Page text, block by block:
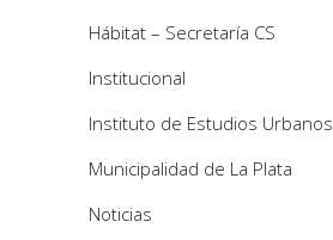
Hábitat – Secretaría CS
Institucional
Instituto de Estudios Urbanos
Municipalidad de La Plata
Noticias